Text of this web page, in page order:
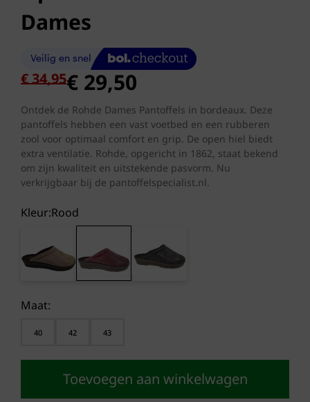
Dames
€34,95
Oorspronkelijke
was:
€ 34,95.
€ 29,50
Huidige
is:
€ 29,50.
Ontdek de Rohde Dames Pantoffels in bordeaux. Deze
pantoffels hebben een vast voetbed en een rubberen
zool voor optimaal comfort en grip. De open hiel biedt
extra ventilatie. Rohde, opgericht in 1862, staat bekend
om zijn kwaliteit en uitstekende pasvorm. Nu
verkrijgbaar bij de pantoffelspecialist.nl.
Kleur: rood
Maat:
40 42 43
Toevoegen aan winkelwagen